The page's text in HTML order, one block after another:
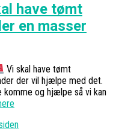
have tømt
en masser
Vi skal have tømt
der vil hjælpe med det.
og hjælpe så vi kan